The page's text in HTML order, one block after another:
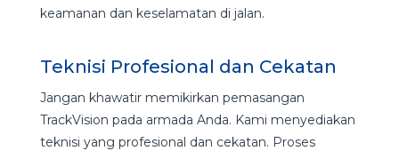
keamanan dan keselamatan di jalan.
Teknisi Profesional dan Cekatan
Jangan khawatir memikirkan pemasangan
TrackVision pada armada Anda. Kami menyediakan
teknisi yang profesional dan cekatan. Proses